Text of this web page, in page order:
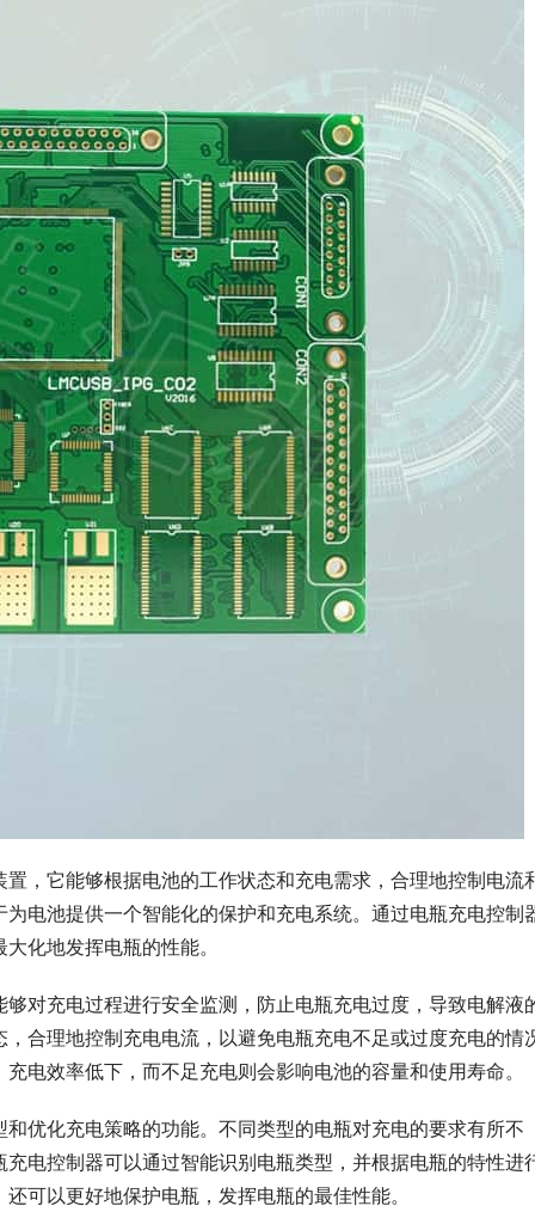
，它能够根据电池的工作状态和充电需求，合理地控制电流
电池提供一个智能化的保护和充电系统。通过电瓶充电控制
化地发挥电瓶的性能。
对充电过程进行安全监测，防止电瓶充电过度，导致电解液
合理地控制充电电流，以避免电瓶充电不足或过度充电的情
电效率低下，而不足充电则会影响电池的容量和使用寿命。
优化充电策略的功能。不同类型的电瓶对充电的要求有所不
电控制器可以通过智能识别电瓶类型，并根据电瓶的特性进
可以更好地保护电瓶，发挥电瓶的最佳性能。